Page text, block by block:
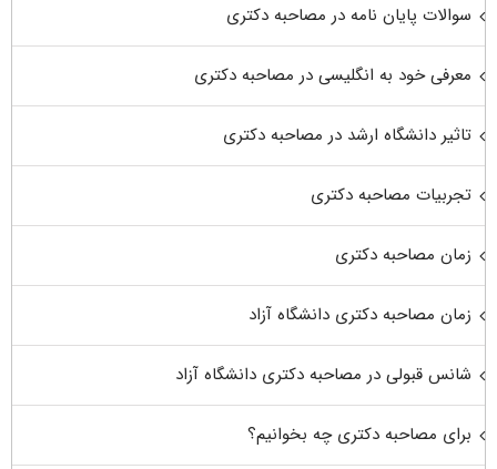
سوالات پایان نامه در مصاحبه دکتری
معرفی خود به انگلیسی در مصاحبه دکتری
تاثیر دانشگاه ارشد در مصاحبه دکتری
تجربیات مصاحبه دکتری
زمان مصاحبه دکتری
زمان مصاحبه دکتری دانشگاه آزاد
شانس قبولی در مصاحبه دکتری دانشگاه آزاد
برای مصاحبه دکتری چه بخوانیم؟